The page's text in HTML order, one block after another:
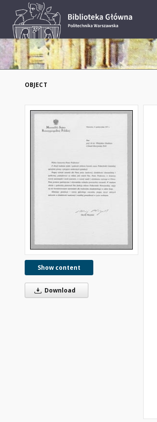
OBJECT
Show content
Download